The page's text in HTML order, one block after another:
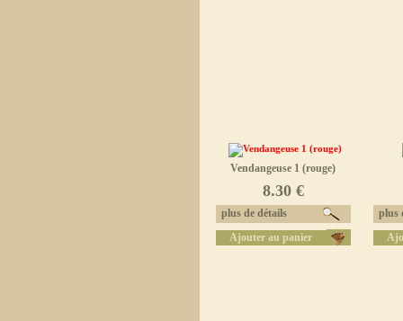
Vendangeuse 1 (rouge)
8.30 €
plus de détails
Ajouter au panier
plus